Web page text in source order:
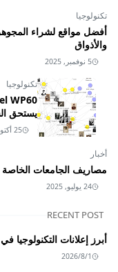
تكنولوجيا
أفضل مواقع لشراء
والأذواق
5 نوفمبر, 2025
تكنولوجيا
يستحق
25 أكتوبر, 2025
أخبار
مصاريف الجامعات الخاصة والأهلية في
24 يوليو, 2025
RECENT POST
أبرز إعلانات التكنولوجيا في يوليو 2026: ثورة
2026/8/1